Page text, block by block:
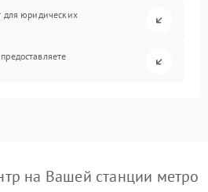
для юридических
на Вашей станции метро